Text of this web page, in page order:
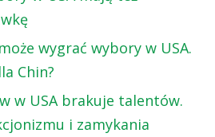
wygrać wybory w USA.
Chin?
w USA brakuje talentów.
i zamykania